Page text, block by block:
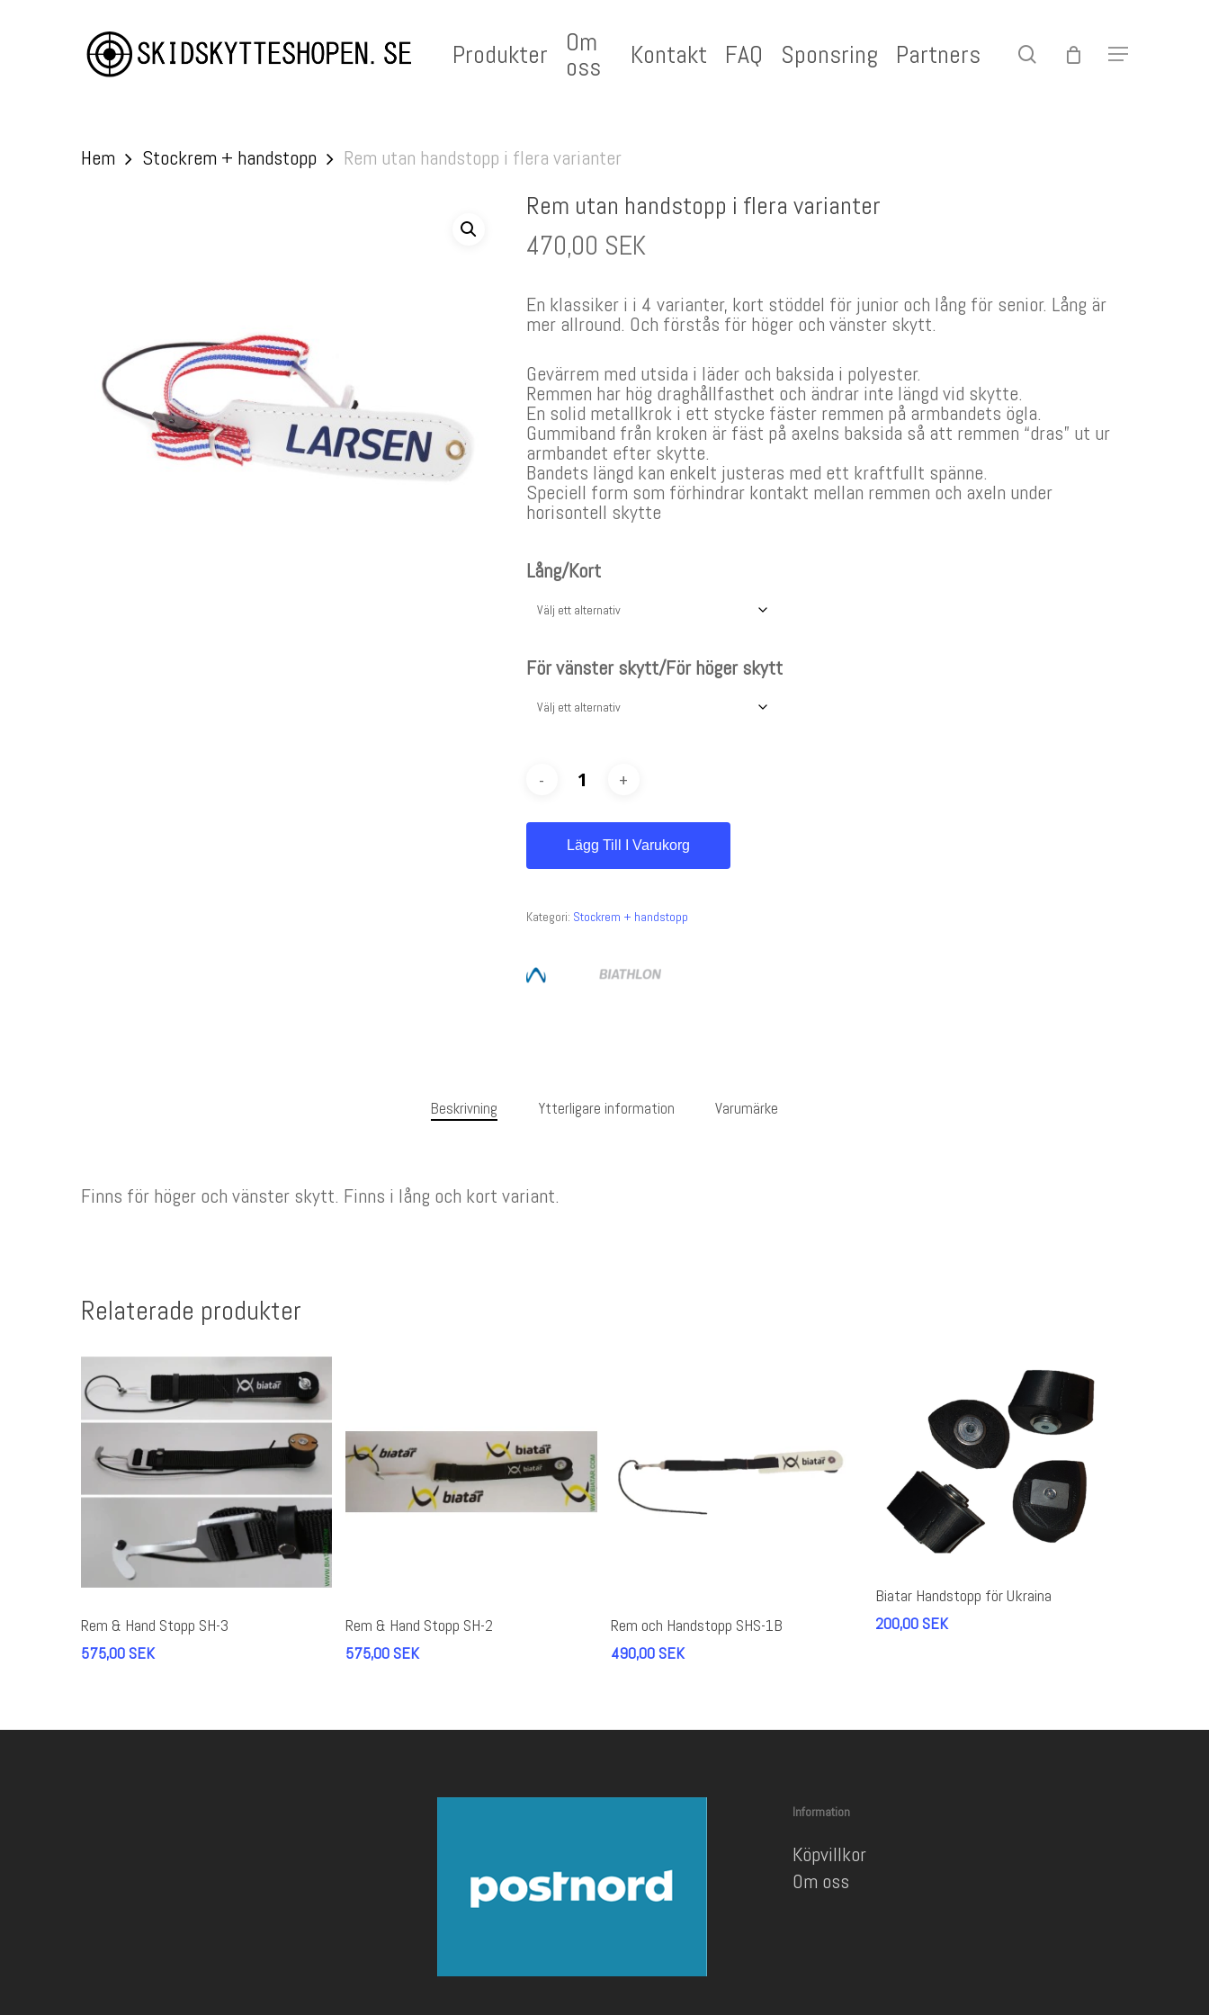
Hit enter to search or ESC to close
Produkter
Om
oss
Kontakt FAQ Sponsring Partners search Menu
Hem Stockrem + handstopp Rem utan handstopp i flera varianter
Rem utan handstopp i flera varianter
470,00 SEK
En klassiker i i 4 varianter, kort stöddel för junior och lång för senior. Lång är
mer allround. Och förstås för höger och vänster skytt.
Gevärrem med utsida i läder och baksida i polyester.
Remmen har hög draghållfasthet och ändrar inte längd vid skytte.
En solid metallkrok i ett stycke fäster remmen på armbandets ögla.
Gummiband från kroken är fäst på axelns baksida så att remmen “dras” ut ur
armbandet efter skytte.
Bandets längd kan enkelt justeras med ett kraftfullt spänne.
Speciell form som förhindrar kontakt mellan remmen och axeln under
horisontell skytte
Lång/Kort
För vänster skytt/För höger skytt
Lägg Till I Varukorg
Kategori: Stockrem + handstopp
Beskrivning Ytterligare information Varumärke
Finns för höger och vänster skytt. Finns i lång och kort variant.
Relaterade produkter
Lägg Till I Varukorg
Rem & Hand Stopp SH-3
575,00SEK
Lägg Till I Varukorg
Rem & Hand Stopp SH-2
575,00SEK
Lägg Till I Varukorg
Rem och Handstopp SHS-1B
490,00SEK
Biatar Handstopp för Ukraina
200,00SEK
Information
Köpvillkor
Om oss